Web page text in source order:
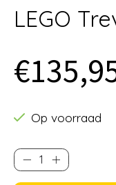
LEGO
Op voorraad